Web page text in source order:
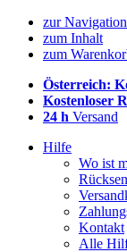
zur Navigation
zum Inhalt
zum
Österreich:
Kostenloser
24 h Versand
Hilfe
Wo ist
Kontakt
Alle